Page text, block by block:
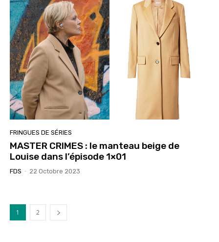
FRINGUES DE SÉRIES
MASTER CRIMES : le manteau beige de
Louise dans l’épisode 1×01
FDS - 22 Octobre 2023
1 2